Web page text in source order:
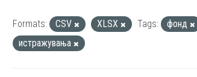
Formats: CSV XLSX Tags: фонд
истражувања